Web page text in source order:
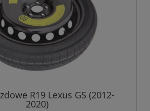
R19 Lexus GS (2012-
2020)